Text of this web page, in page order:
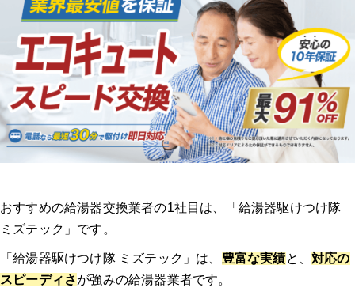
おすすめの給湯器交換業者の1社目は、「給湯器駆けつけ隊
ミズテック」です。
「給湯器駆けつけ隊 ミズテック」は、 豊富な実績と、対応の
スピーディさが強みの給湯器業者です。